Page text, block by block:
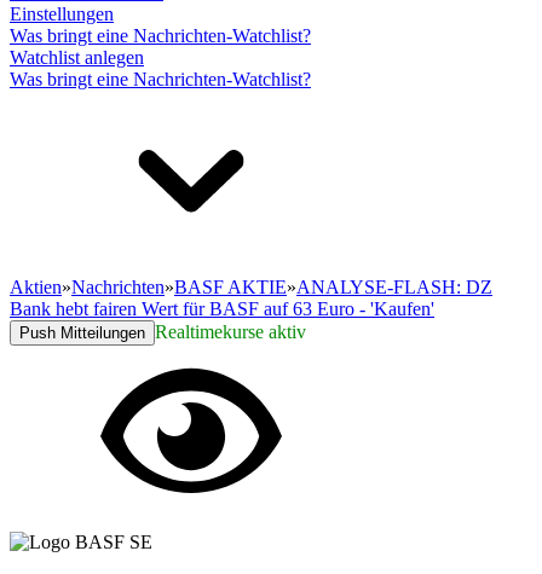
Einstellungen
Was bringt eine Nachrichten-Watchlist?
Watchlist anlegen
Was bringt eine Nachrichten-Watchlist?
Aktien»Nachrichten»BASF AKTIE»ANALYSE-FLASH: DZ
Bank hebt fairen Wert für BASF auf 63 Euro - 'Kaufen'
Push Mitteilungen Realtimekurse aktiv